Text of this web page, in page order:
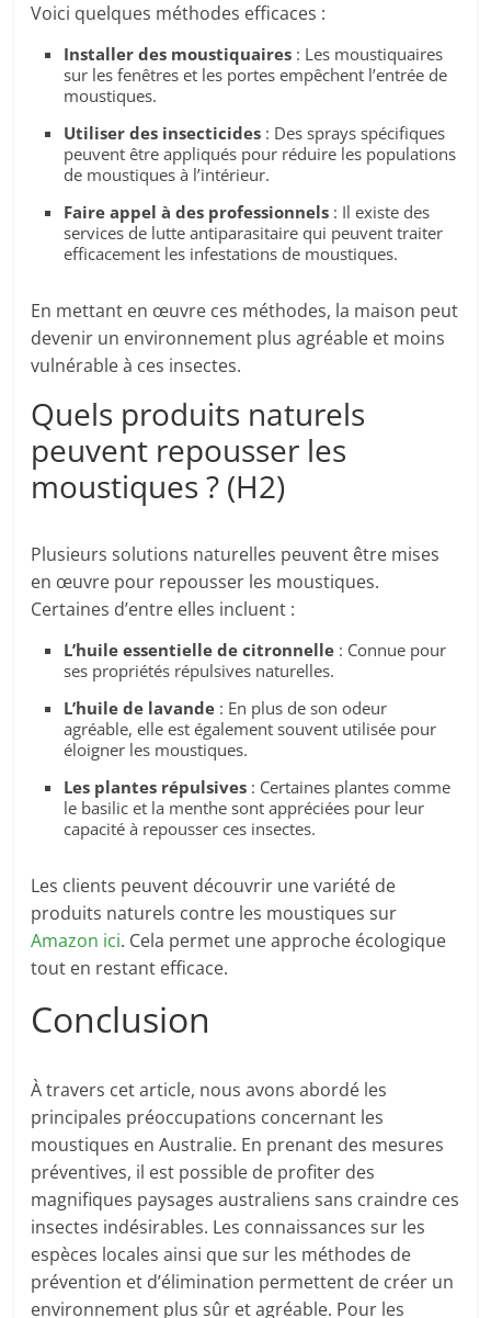
Voici quelques méthodes efficaces :
Installer des moustiquaires : Les moustiquaires
sur les fenêtres et les portes empêchent l’entrée de
moustiques.
Utiliser des insecticides : Des sprays spécifiques
peuvent être appliqués pour réduire les populations
de moustiques à l’intérieur.
Faire appel à des professionnels : Il existe des
services de lutte antiparasitaire qui peuvent traiter
efficacement les infestations de moustiques.
En mettant en œuvre ces méthodes, la maison peut
devenir un environnement plus agréable et moins
vulnérable à ces insectes.
Quels produits naturels
peuvent repousser les
moustiques ? (H2)
Plusieurs solutions naturelles peuvent être mises
en œuvre pour repousser les moustiques.
Certaines d’entre elles incluent :
L’huile essentielle de citronnelle : Connue pour
ses propriétés répulsives naturelles.
L’huile de lavande : En plus de son odeur
agréable, elle est également souvent utilisée pour
éloigner les moustiques.
Les plantes répulsives : Certaines plantes comme
le basilic et la menthe sont appréciées pour leur
capacité à repousser ces insectes.
Les clients peuvent découvrir une variété de
produits naturels contre les moustiques sur
Amazon ici. Cela permet une approche écologique
tout en restant efficace.
Conclusion
À travers cet article, nous avons abordé les
principales préoccupations concernant les
moustiques en Australie. En prenant des mesures
préventives, il est possible de profiter des
magnifiques paysages australiens sans craindre ces
insectes indésirables. Les connaissances sur les
espèces locales ainsi que sur les méthodes de
prévention et d’élimination permettent de créer un
environnement plus sûr et agréable. Pour les